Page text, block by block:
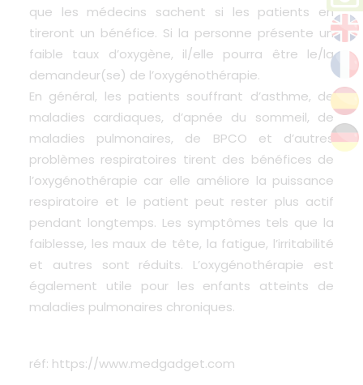
que les médecins sachent si les patients en
tireront un bénéfice. Si la personne présente un
faible taux d’oxygène, il/elle pourra être le/la
demandeur(se) de l’oxygénothérapie.
En général, les patients souffrant d’asthme, de
maladies cardiaques, d’apnée du sommeil, de
maladies pulmonaires, de BPCO et d’autres
problèmes respiratoires tirent des bénéfices de
l’oxygénothérapie car elle améliore la puissance
respiratoire et le patient peut rester plus actif
pendant longtemps. Les symptômes tels que la
faiblesse, les maux de tête, la fatigue, l’irritabilité
et autres sont réduits. L’oxygénothérapie est
également utile pour les enfants atteints de
maladies pulmonaires chroniques.
réf: https://www.medgadget.com